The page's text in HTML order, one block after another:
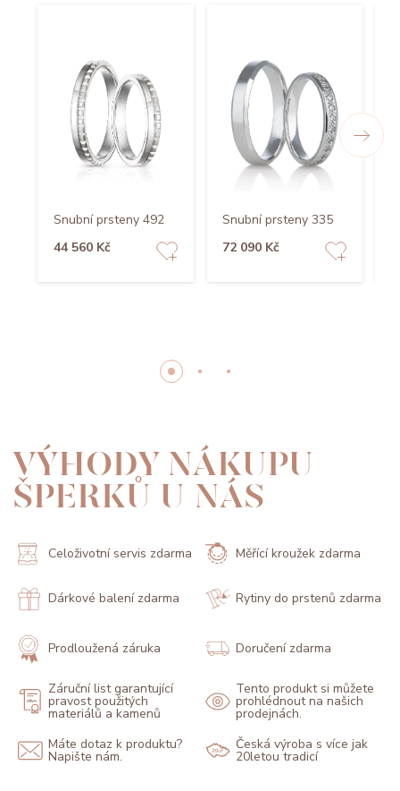
Snubní prsteny 492
44 560 Kč
Snubní prsteny 335
72 090 Kč
VÝHODY NÁKUPU
ŠPERKŮ U NÁS
Celoživotní servis zdarma Měřící kroužek zdarma
Dárkové balení zdarma Rytiny do prstenů zdarma
Prodloužená záruka Doručení zdarma
Záruční list garantující
pravost použitých
materiálů a kamenů
Tento produkt si můžete
prohlédnout na našich
prodejnách.
Máte dotaz k produktu?
Napište nám.
Česká výroba s více jak
20letou tradicí